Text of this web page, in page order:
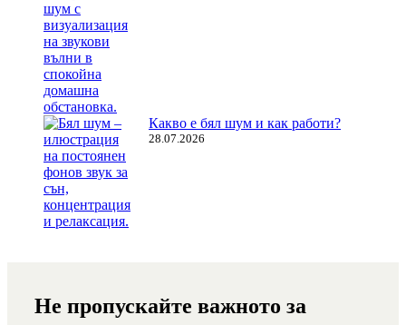
Какво е бял шум и как работи?
28.07.2026
Не пропускайте важното за